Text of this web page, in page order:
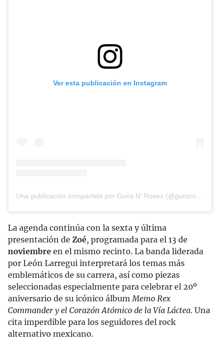
Ver esta publicación en Instagram
La agenda continúa con la sexta y última
presentación de Zoé, programada para el 13 de
noviembre en el mismo recinto. La banda liderada
por León Larregui interpretará los temas más
emblemáticos de su carrera, así como piezas
seleccionadas especialmente para celebrar el 20º
aniversario de su icónico álbumMemo Rex
Commander y el Corazón Atómico de la Vía Láctea. Una
cita imperdible para los seguidores del rock
alternativo mexicano.